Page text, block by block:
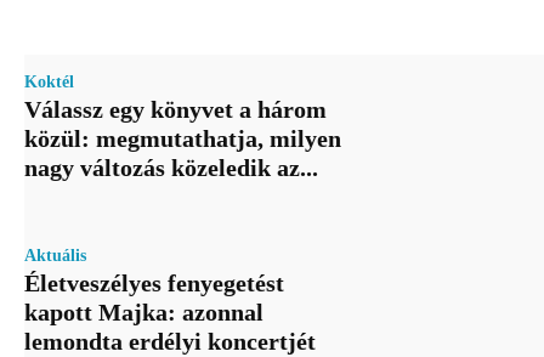
Koktél
Válassz egy könyvet a három
közül: megmutathatja, milyen
nagy változás közeledik az...
Aktuális
Életveszélyes fenyegetést
kapott Majka: azonnal
lemondta erdélyi koncertjét